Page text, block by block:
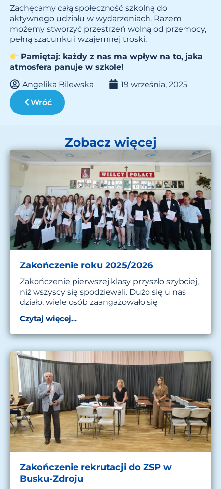
Zachęcamy całą społeczność szkolną do
aktywnego udziału w wydarzeniach. Razem
możemy stworzyć przestrzeń wolną od przemocy,
pełną szacunku i wzajemnej troski.
Pamiętaj: każdy z nas ma wpływ na to, jaka
atmosfera panuje w szkole!
Angelika Bilewska
19 września, 2025
Wróć
Zobacz więcej
Zakończenie roku 2025/2026
Zakończenie pierwszej klasy przyszło szybciej,
niż wszyscy się spodziewali. Dużo się u nas
działo, wiele osób zaangażowało się
Czytaj więcej...
Zakończenie rekrutacji do ZSP w
Busku-Zdroju